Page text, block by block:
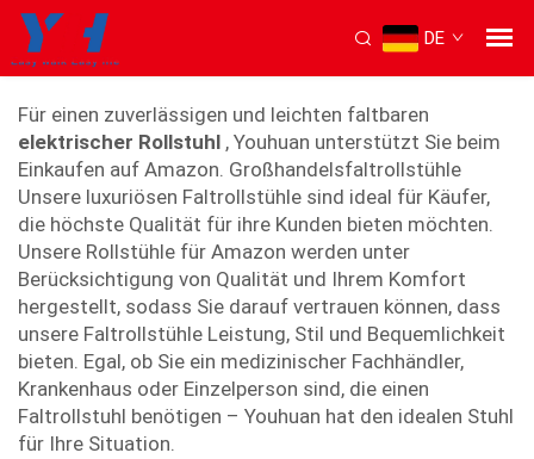
DE
amazon Faltrollstuhl
Für einen zuverlässigen und leichten faltbaren
elektrischer Rollstuhl , Youhuan unterstützt Sie beim
Einkaufen auf Amazon. Großhandelsfaltrollstühle
Unsere luxuriösen Faltrollstühle sind ideal für Käufer,
die höchste Qualität für ihre Kunden bieten möchten.
Unsere Rollstühle für Amazon werden unter
Berücksichtigung von Qualität und Ihrem Komfort
hergestellt, sodass Sie darauf vertrauen können, dass
unsere Faltrollstühle Leistung, Stil und Bequemlichkeit
bieten. Egal, ob Sie ein medizinischer Fachhändler,
Krankenhaus oder Einzelperson sind, die einen
Faltrollstuhl benötigen – Youhuan hat den idealen Stuhl
für Ihre Situation.